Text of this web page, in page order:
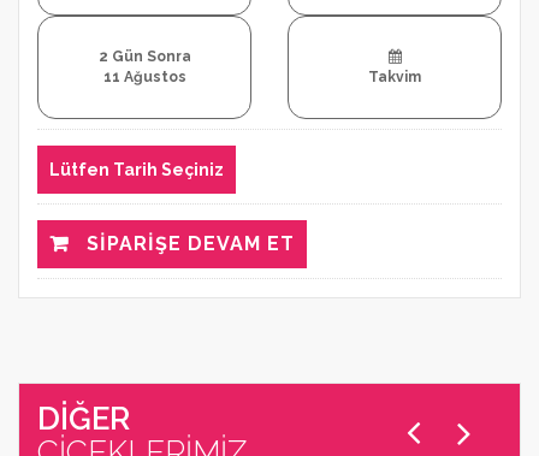
2 Gün Sonra
11 Ağustos
Takvim
Lütfen Tarih Seçiniz
SIPARIŞE DEVAM ET
DİĞER